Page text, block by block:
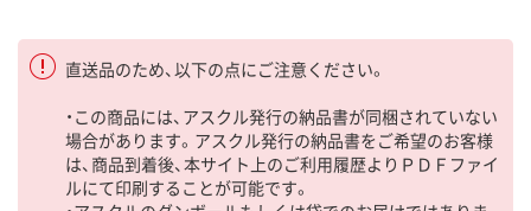
直送品のため、以下の点にご注意ください。
・この商品には、アスクル発行の納品書が同梱されていない
場合があります。アスクル発行の納品書をご希望のお客様
は、商品到着後、本サイト上のご利用履歴よりＰＤＦファイ
ルにて印刷することが可能です。